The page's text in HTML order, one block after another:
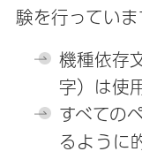
験を行っていま
機種依存
字）は使
すべての
るように